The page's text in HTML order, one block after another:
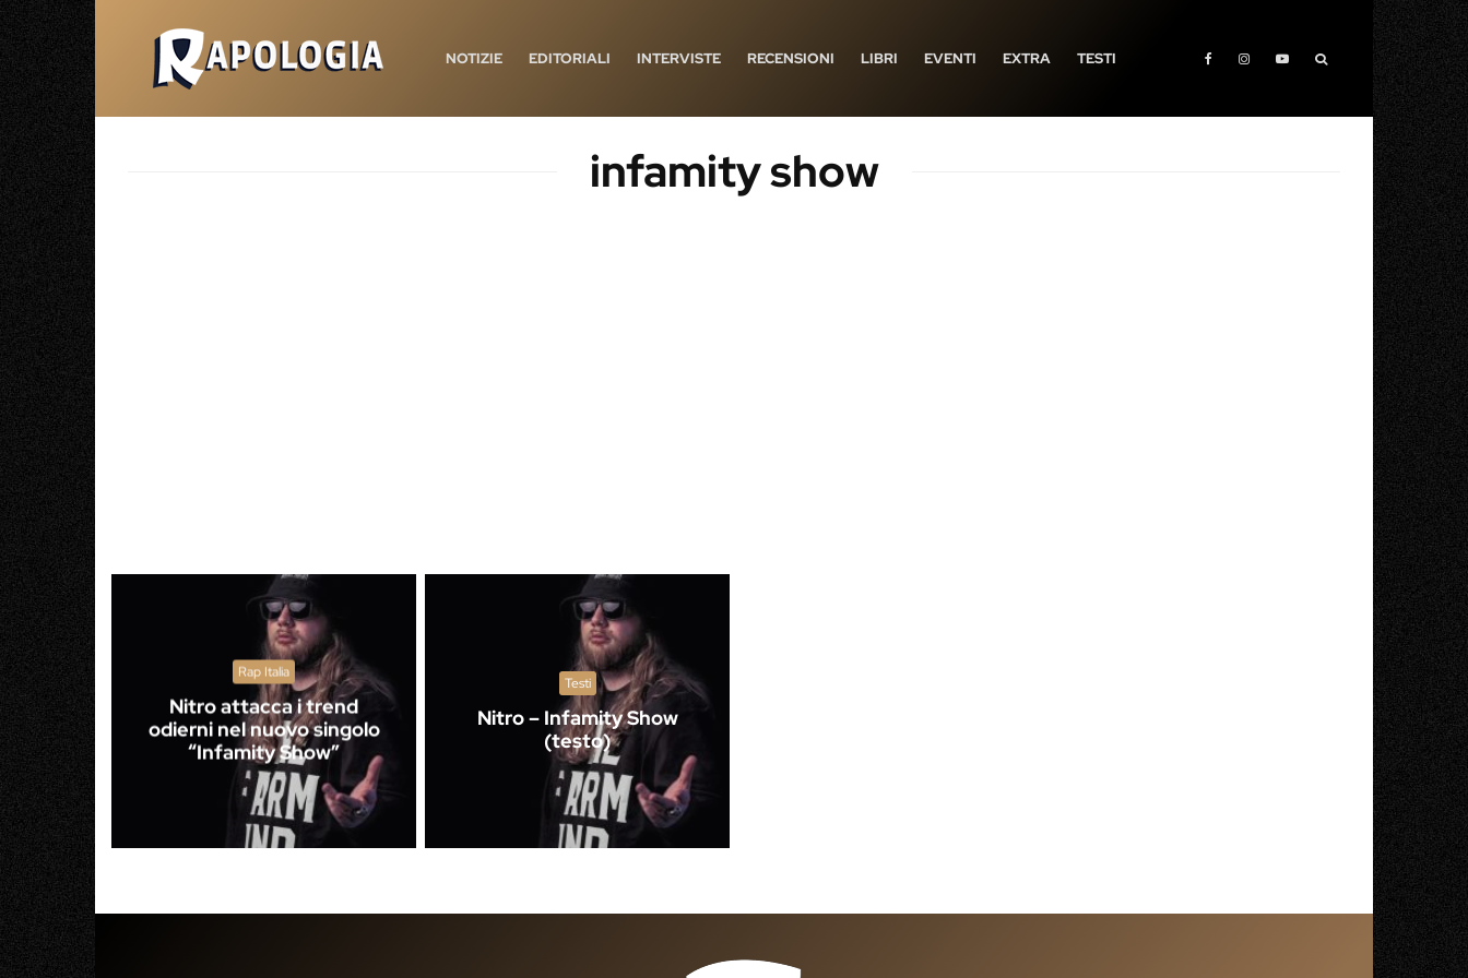
NOTIZIE EDITORIALI INTERVISTE RECENSIONI LIBRI EVENTI EXTRA TESTI
infamity show
Rap Italia
Nitro attacca i trend
odierni nel nuovo singolo
“Infamity Show”
Testi
Nitro – Infamity Show
(testo)